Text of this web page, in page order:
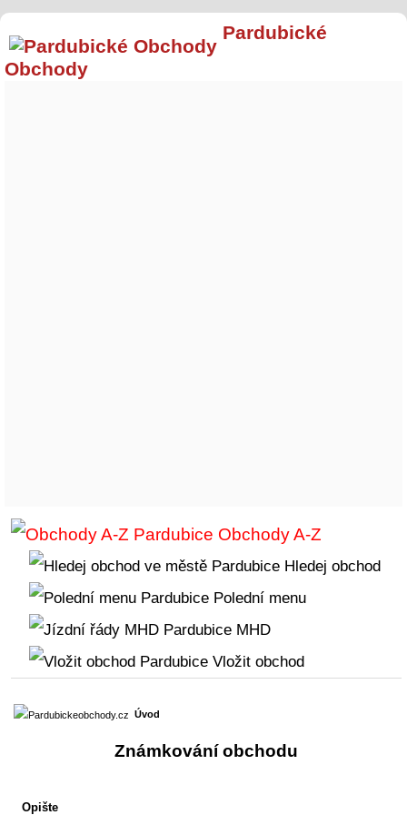
Pardubické
Obchody
Obchody A-Z
Hledej obchod
Polední menu
MHD
Vložit obchod
Úvod
Známkování obchodu
Opište